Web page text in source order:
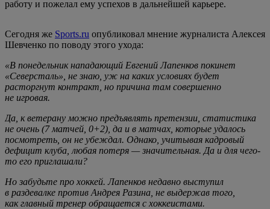
работу и пожелал ему успехов в дальнейшей карьере.
Сегодня же Sports.ru опубликовал мнение журналиста Алексея
Шевченко по поводу этого ухода:
«В понедельник нападающий Евгений Лапенков покинет
«Северсталь», не знаю, уж на каких условиях будет
расторгнут контракт, но причина там совершенно
не игровая.
Да, к ветерану можно предъявлять претензии, статистика
не очень (7 матчей, 0+2), да и в матчах, которые удалось
посмотреть, он не убеждал. Однако, учитывая кадровый
дефицит клуба, любая потеря — значительная. Да и для чего-
то его приглашали?
Но забудьте про хоккей. Лапенков недавно выступил
в раздевалке против Андрея Разина, не выдержав того,
как главный тренер обращается с хоккеистами.